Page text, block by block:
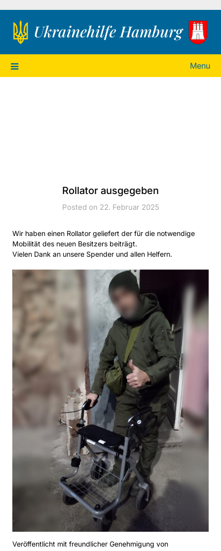
Ukrainehilfe Hamburg
Menu
Rollator ausgegeben
Posted on 22. Februar 2025
Wir haben einen Rollator geliefert der für die notwendige
Mobilität des neuen Besitzers beiträgt.
Vielen Dank an unsere Spender und allen Helfern.
Veröffentlicht mit freundlicher Genehmigung von